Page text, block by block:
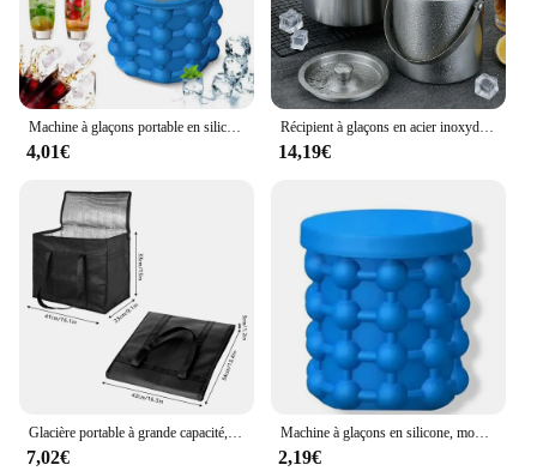
Machine à glaçons portable en silicone, refroidisseur de vin, armoire à bière, outils de cuisine, congélation de whisky à boire, moule à glaçons, E27
4,01€
Récipient à glaçons en acier inoxydable à double paroi, refroidisseur isolé, bière, champagne, bouteille de vin, bar à la maison, E27
14,19€
Glacière portable à grande capacité, sac isotherme isolé, poubelle anti-fuite, glacière à fruits, E27
7,02€
Machine à glaçons en silicone, moule à glace rond portable, refroidisseur de vin, armoire à bière, outils de cuisine, congélation de whisky à boire, E27
2,19€